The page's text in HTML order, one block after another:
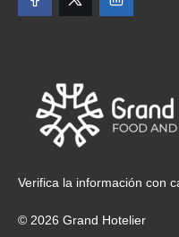
Verifica la información con
© 2026 Grand Hotelier